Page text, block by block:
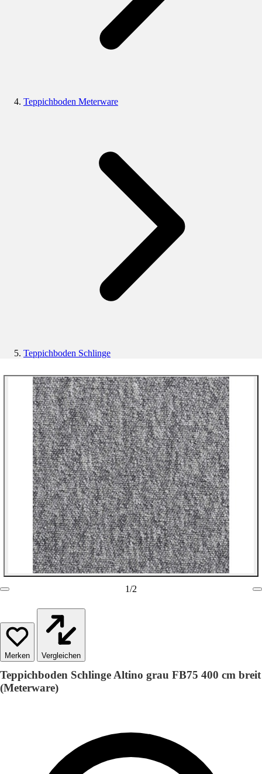
Teppichboden Meterware
Teppichboden Schlinge
1/2
Vergleichen
Teppichboden Schlinge Altino grau FB75 400 cm breit
(Meterware)